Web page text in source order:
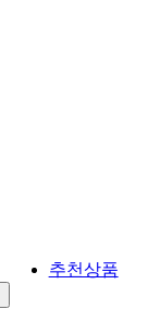
추천상품